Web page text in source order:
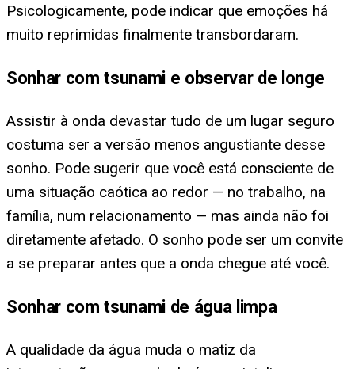
Psicologicamente, pode indicar que emoções há
muito reprimidas finalmente transbordaram.
Sonhar com tsunami e observar de longe
Assistir à onda devastar tudo de um lugar seguro
costuma ser a versão menos angustiante desse
sonho. Pode sugerir que você está consciente de
uma situação caótica ao redor — no trabalho, na
família, num relacionamento — mas ainda não foi
diretamente afetado. O sonho pode ser um convite
a se preparar antes que a onda chegue até você.
Sonhar com tsunami de água limpa
A qualidade da água muda o matiz da